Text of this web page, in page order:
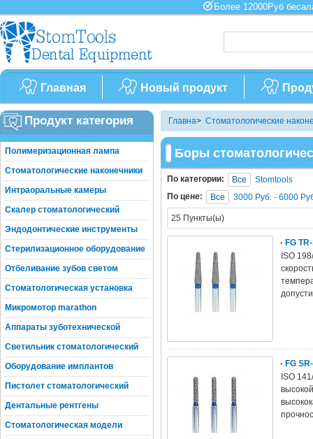
Более 12000Руб
Главная Новый продукт
Главна> Стоматологические
Боры
По категории: Все
Stomtools
По цене:
Все 3000 Руб. - 6000
25 Пункты(ы)
FG
ISO
FG
ISO
Продукт категория
Полимеризационная лампа
Стоматологические наконечники
Интраоральные камеры
Скалер стоматологический
Эндодонтические инструменты
Стерилизационное оборудование
Отбеливание зубов светом
Стоматологическая установка
Микромотор marathon
Аппараты зуботехнической
Светильник стоматологический
Оборудование имплантов
Пистолет стоматологический
Дентальные рентгены
Стоматологическая модели